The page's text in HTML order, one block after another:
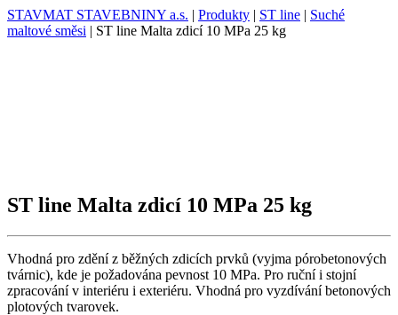
STAVMAT STAVEBNINY a.s. | Produkty | ST line | Suché
maltové směsi | ST line Malta zdicí 10 MPa 25 kg
ST line Malta zdicí 10 MPa 25 kg
Vhodná pro zdění z běžných zdicích prvků (vyjma pórobetonových
tvárnic), kde je požadována pevnost 10 MPa. Pro ruční i stojní
zpracování v interiéru i exteriéru. Vhodná pro vyzdívání betonových
plotových tvarovek.